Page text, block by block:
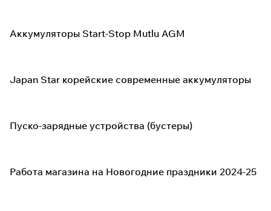
Аккумуляторы Start-Stop Mutlu AGM
Japan Star корейские современные аккумуляторы
Пуско-зарядные устройства (бустеры)
Работа магазина на Новогодние праздники 2024-25